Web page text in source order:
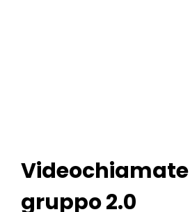
gruppo 2.0